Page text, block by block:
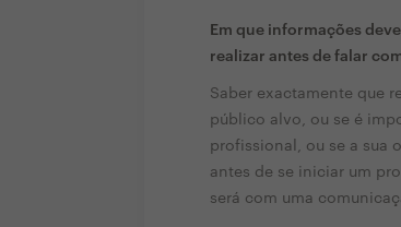
Em que informações
realizar antes de falar
Saber exactamente que
público alvo, ou se é
profissional, ou se a sua
antes de se iniciar um
será com uma